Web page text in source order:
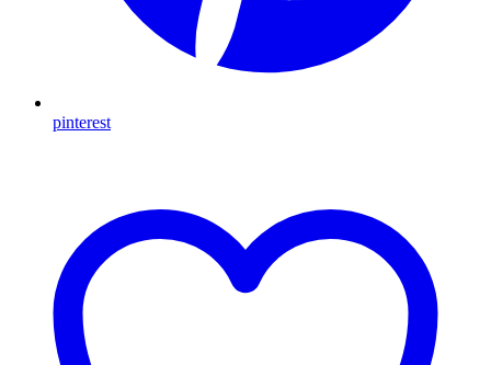
pinterest